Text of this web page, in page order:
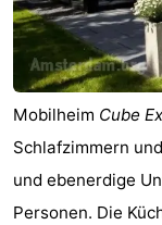
Mobilheim Cube
Schlafzimmern
und ebenerdige
Personen. Die